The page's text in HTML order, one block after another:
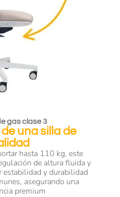
gas clase 3
una silla de
hasta 110 kg, este
de altura fluida y
estabilidad y durabilidad
asegurando una
premium